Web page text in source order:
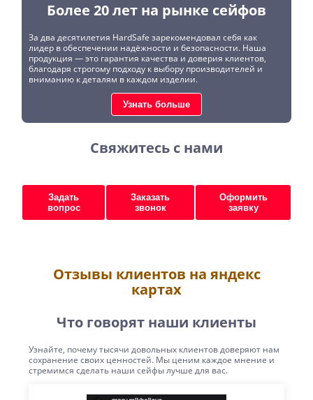
Более 20 лет на рынке сейфов
За два десятилетия HardSafe зарекомендовал себя как
лидер в обеспечении надёжности и безопасности. Наша
продукция — это гарантия качества и доверия клиентов,
благодаря строгому подходу к выбору производителей и
вниманию к деталям в каждом изделии.
Узнать больше
Свяжитесь с нами
Задать
вопрос
Заказать
звонок
Оформить
заявку
Отзывы клиентов на яндекс
картах
Что говорят наши клиенты
Узнайте, почему тысячи довольных клиентов доверяют нам
сохранение своих ценностей. Мы ценим каждое мнение и
стремимся сделать наши сейфы лучше для вас.